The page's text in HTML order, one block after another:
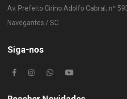
Av. Prefeito Cirino Adolfo Cabral, nº
Navegantes / SC
Siga-nos